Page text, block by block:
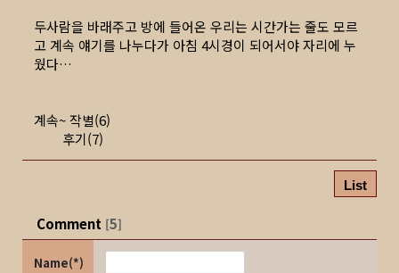
두사람을 바래주고 방에 들어온 우리는 시간가는 줄도 모르
고 계속 얘기를 나누다가 아침 4시경이 되어서야 자리에 누
웠다…
계속~ 작별(6)
후기(7)
List
Comment [5]
Name(*)